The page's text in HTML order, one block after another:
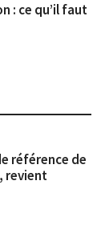
: ce qu’il faut
référence de
revient